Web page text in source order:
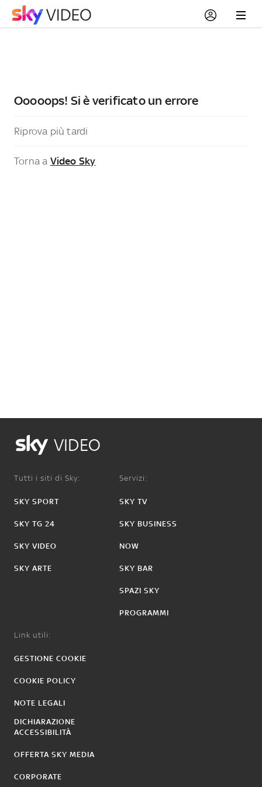
Ooooops! Si è verificato un errore
Riprova più tardi
Torna a Video Sky
VIDEO
Tutti i siti di Sky:
SKY SPORT
SKY TG 24
SKY VIDEO
SKY ARTE
Servizi:
SKY TV
SKY BUSINESS
NOW
SKY BAR
SPAZI SKY
PROGRAMMI
Link utili:
GESTIONE COOKIE
COOKIE POLICY
NOTE LEGALI
DICHIARAZIONE
ACCESSIBILITÀ
OFFERTA SKY MEDIA
CORPORATE